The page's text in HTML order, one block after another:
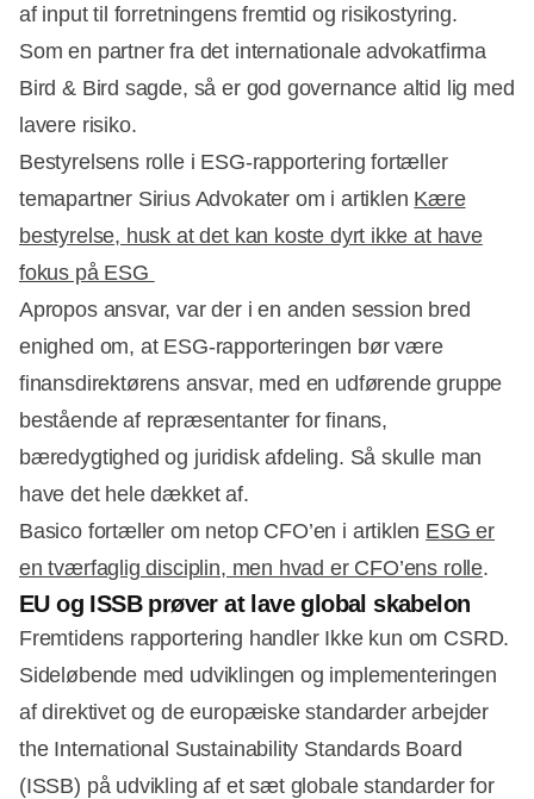
af input til forretningens fremtid og risikostyring.
Som en partner fra det internationale advokatfirma
Bird & Bird sagde, så er god governance altid lig med
lavere risiko.
Bestyrelsens rolle i ESG-rapportering fortæller
temapartner Sirius Advokater om i artiklen Kære
bestyrelse, husk at det kan koste dyrt ikke at have
fokus på ESG
Apropos ansvar, var der i en anden session bred
enighed om, at ESG-rapporteringen bør være
finansdirektørens ansvar, med en udførende gruppe
bestående af repræsentanter for finans,
bæredygtighed og juridisk afdeling. Så skulle man
have det hele dækket af.
Basico fortæller om netop CFO’en i artiklen ESG er
en tværfaglig disciplin, men hvad er CFO’ens rolle.
EU og ISSB prøver at lave global skabelon
Fremtidens rapportering handler Ikke kun om CSRD.
Sideløbende med udviklingen og implementeringen
af direktivet og de europæiske standarder arbejder
the International Sustainability Standards Board
(ISSB) på udvikling af et sæt globale standarder for